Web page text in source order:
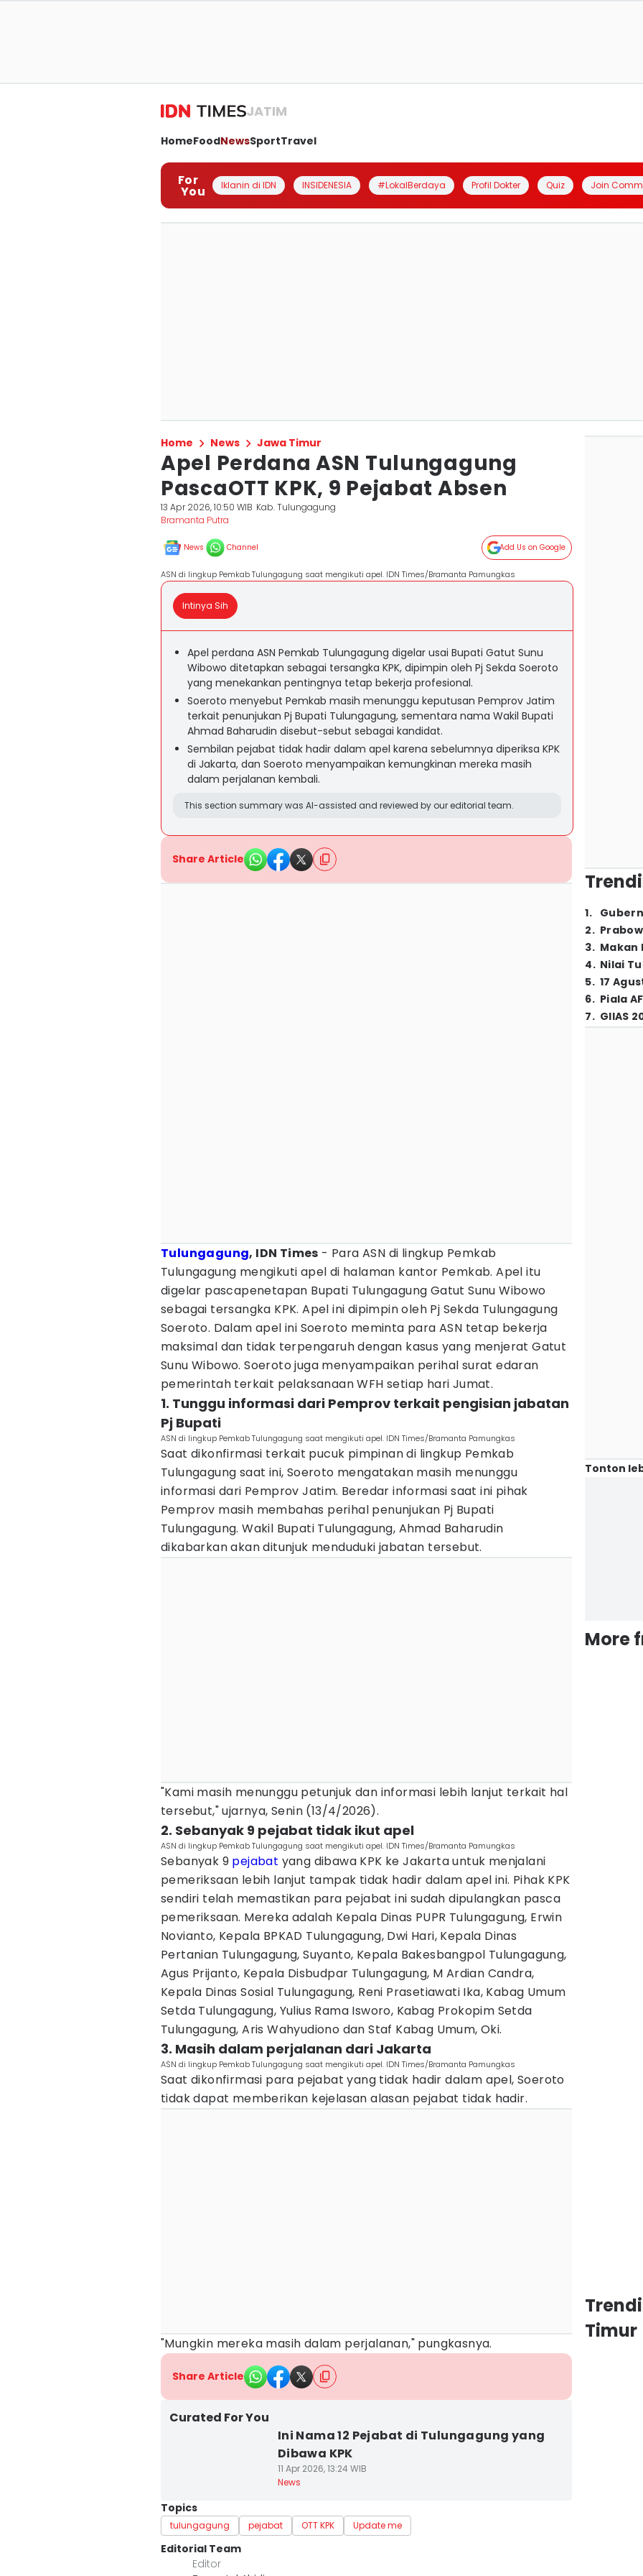
JATIM
HomeFoodNewsSportTravel
For
You Iklanin di IDN INSIDENESIA #LokalBerdaya Profil Dokter Quiz Join
Home News Jawa Timur
Apel Perdana ASN Tulungagung
PascaOTT KPK, 9 Pejabat Absen
13 Apr 2026, 10:50 WIB Kab. Tulungagung
Bramanta Putra
News Channel Add Us on Google
ASN di lingkup Pemkab Tulungagung saat mengikuti apel. IDN Times/Bramanta Pamungkas
Intinya Sih
Apel perdana ASN Pemkab Tulungagung digelar usai Bupati Gatut Sunu
Wibowo ditetapkan sebagai tersangka KPK, dipimpin oleh Pj Sekda Soeroto
yang menekankan pentingnya tetap bekerja profesional.
Soeroto menyebut Pemkab masih menunggu keputusan Pemprov Jatim
terkait penunjukan Pj Bupati Tulungagung, sementara nama Wakil Bupati
Ahmad Baharudin disebut-sebut sebagai kandidat.
Sembilan pejabat tidak hadir dalam apel karena sebelumnya diperiksa KPK
di Jakarta, dan Soeroto menyampaikan kemungkinan mereka masih
dalam perjalanan kembali.
This section summary was AI-assisted and reviewed by our editorial team.
Share Article
Tulungagung, IDN Times - Para ASN di lingkup Pemkab
Tulungagung mengikuti apel di halaman kantor Pemkab. Apel itu
digelar pascapenetapan Bupati Tulungagung Gatut Sunu Wibowo
sebagai tersangka KPK. Apel ini dipimpin oleh Pj Sekda Tulungagung
Soeroto. Dalam apel ini Soeroto meminta para ASN tetap bekerja
maksimal dan tidak terpengaruh dengan kasus yang menjerat Gatut
Sunu Wibowo. Soeroto juga menyampaikan perihal surat edaran
pemerintah terkait pelaksanaan WFH setiap hari Jumat.
1. Tunggu informasi dari Pemprov terkait pengisian jabatan
Pj Bupati
ASN di lingkup Pemkab Tulungagung saat mengikuti apel. IDN Times/Bramanta Pamungkas
Saat dikonfirmasi terkait pucuk pimpinan di lingkup Pemkab
Tulungagung saat ini, Soeroto mengatakan masih menunggu
informasi dari Pemprov Jatim. Beredar informasi saat ini pihak
Pemprov masih membahas perihal penunjukan Pj Bupati
Tulungagung. Wakil Bupati Tulungagung, Ahmad Baharudin
dikabarkan akan ditunjuk menduduki jabatan tersebut.
"Kami masih menunggu petunjuk dan informasi lebih lanjut terkait hal
tersebut," ujarnya, Senin (13/4/2026).
2. Sebanyak 9 pejabat tidak ikut apel
ASN di lingkup Pemkab Tulungagung saat mengikuti apel. IDN Times/Bramanta Pamungkas
Sebanyak 9 pejabat yang dibawa KPK ke Jakarta untuk menjalani
pemeriksaan lebih lanjut tampak tidak hadir dalam apel ini. Pihak KPK
sendiri telah memastikan para pejabat ini sudah dipulangkan pasca
pemeriksaan. Mereka adalah Kepala Dinas PUPR Tulungagung, Erwin
Novianto, Kepala BPKAD Tulungagung, Dwi Hari, Kepala Dinas
Pertanian Tulungagung, Suyanto, Kepala Bakesbangpol Tulungagung,
Agus Prijanto, Kepala Disbudpar Tulungagung, M Ardian Candra,
Kepala Dinas Sosial Tulungagung, Reni Prasetiawati Ika, Kabag Umum
Setda Tulungagung, Yulius Rama Isworo, Kabag Prokopim Setda
Tulungagung, Aris Wahyudiono dan Staf Kabag Umum, Oki.
3. Masih dalam perjalanan dari Jakarta
ASN di lingkup Pemkab Tulungagung saat mengikuti apel. IDN Times/Bramanta Pamungkas
Saat dikonfirmasi para pejabat yang tidak hadir dalam apel, Soeroto
tidak dapat memberikan kejelasan alasan pejabat tidak hadir.
"Mungkin mereka masih dalam perjalanan," pungkasnya.
Share Article
Curated For You
Ini Nama 12 Pejabat di Tulungagung yang
Dibawa KPK
11 Apr 2026, 13:24 WIB
News
Topics
tulungagung pejabat OTT KPK Update me
Editorial Team
Editor
1.
2.
3. Makan
4. Nilai
5. 17
6. Piala
7. GIIAS
Tonton
More
Timur